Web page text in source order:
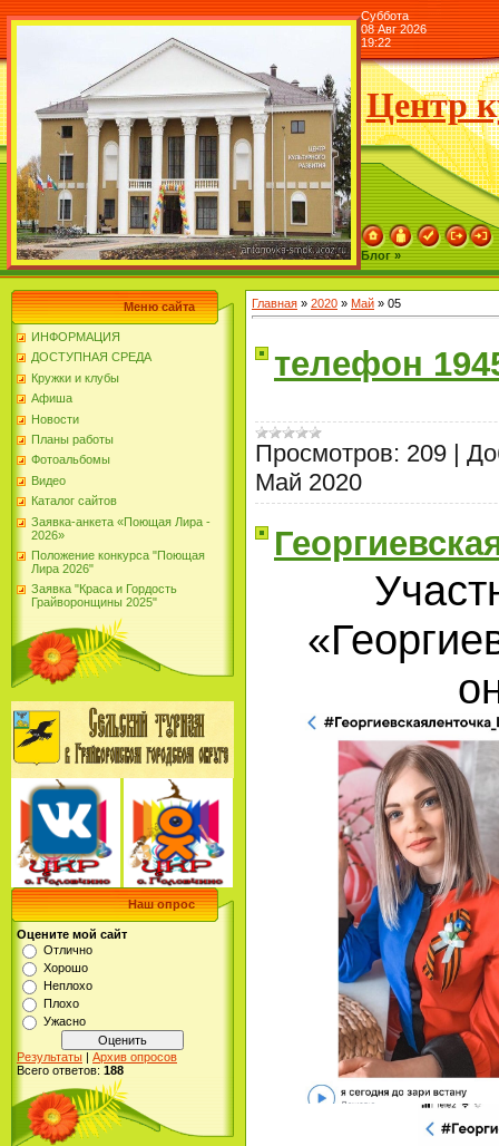
Суббота
08 Авг 2026
19:22
Центр
Блог »
Меню сайта
ИНФОРМАЦИЯ
ДОСТУПНАЯ СРЕДА
Кружки и клубы
Афиша
Новости
Планы работы
Фотоальбомы
Видео
Каталог сайтов
Заявка-анкета «Поющая Лира -
2026»
Положение конкурса "Поющая
Лира 2026"
Заявка "Краса и Гордость
Грайворонщины 2025"
Наш опрос
Оцените мой сайт
Отлично
Хорошо
Неплохо
Плохо
Ужасно
Результаты | Архив опросов
Всего ответов: 188
Главная » 2020 » Май » 05
телефон
Просмотров: 209
Май 2020